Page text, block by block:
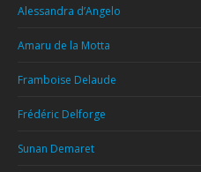
Alessandra d’Angelo
Amaru de la Motta
Framboise Delaude
Frédéric Delforge
Sunan Demaret